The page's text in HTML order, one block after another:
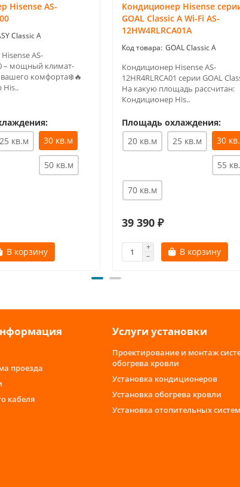
Hisense AS-
Classic A
AS-
– мощный климат-
вашего комфорта❄️🔥
His..
25 кв.м 30 кв.м
50 кв.м
В корзину
Кондиционер Hisense
GOAL Classic A Wi-Fi AS-
12HW4RLRCA01A
GOAL Classic A
Кондиционер Hisense AS-
12HR4RLRCA01 серии GOAL
На какую площадь рассчитан:
Кондиционер His..
Площадь охлаждения:
20 кв.м
25 кв.м 30
55
70 кв.м
39 390 ₽
В корзину
проезда
кабеля
Услуги установки
Проектирование и монтаж
обогрева кровли
Установка кондиционеров
Установка обогрева кровли
Установка отопительных систем